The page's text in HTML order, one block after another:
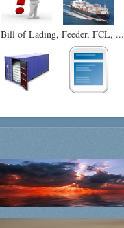
Bill of Lading, Feeder, FCL, ...